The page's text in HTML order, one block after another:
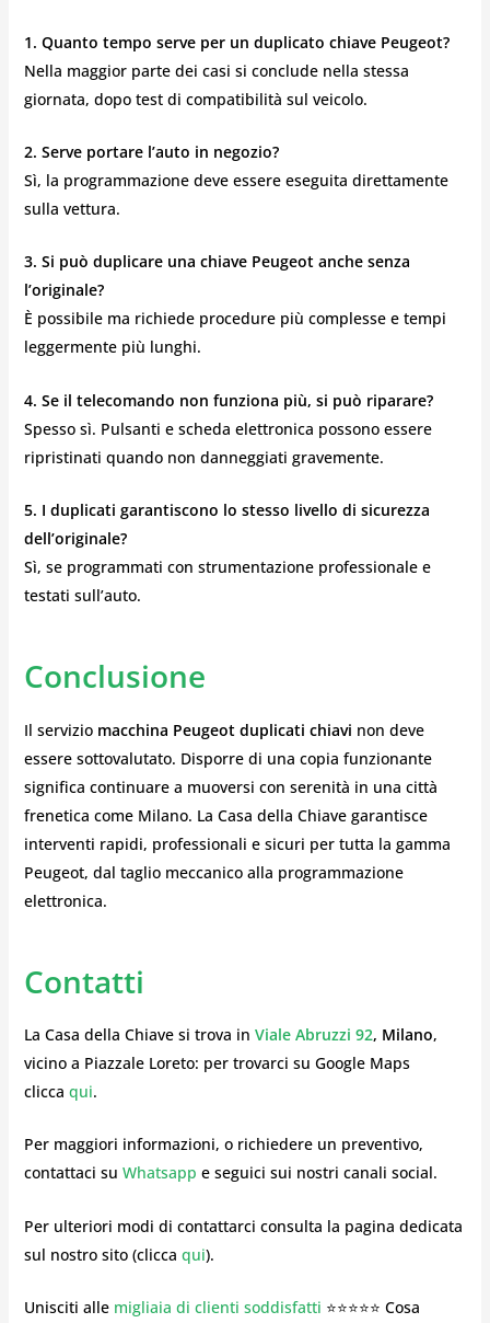
1. Quanto tempo serve per un duplicato chiave Peugeot?
Nella maggior parte dei casi si conclude nella stessa
giornata, dopo test di compatibilità sul veicolo.
2. Serve portare l’auto in negozio?
Sì, la programmazione deve essere eseguita direttamente
sulla vettura.
3. Si può duplicare una chiave Peugeot anche senza
l’originale?
È possibile ma richiede procedure più complesse e tempi
leggermente più lunghi.
4. Se il telecomando non funziona più, si può riparare?
Spesso sì. Pulsanti e scheda elettronica possono essere
ripristinati quando non danneggiati gravemente.
5. I duplicati garantiscono lo stesso livello di sicurezza
dell’originale?
Sì, se programmati con strumentazione professionale e
testati sull’auto.
Conclusione
Il servizio macchina Peugeot duplicati chiavi non deve
essere sottovalutato. Disporre di una copia funzionante
significa continuare a muoversi con serenità in una città
frenetica come Milano. La Casa della Chiave garantisce
interventi rapidi, professionali e sicuri per tutta la gamma
Peugeot, dal taglio meccanico alla programmazione
elettronica.
Contatti
La Casa della Chiave si trova in Viale Abruzzi 92, Milano,
vicino a Piazzale Loreto: per trovarci su Google Maps
clicca qui.
Per maggiori informazioni, o richiedere un preventivo,
contattaci su Whatsapp e seguici sui nostri canali social.
Per ulteriori modi di contattarci consulta la pagina dedicata
sul nostro sito (clicca qui).
Unisciti alle migliaia di clienti soddisfatti ⭐⭐⭐⭐⭐ Cosa